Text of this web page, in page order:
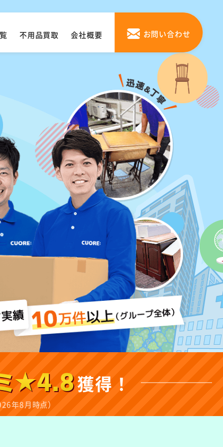
不用品買取 会社概要 お問い合わせ
★4.8獲得！
年8月時点）